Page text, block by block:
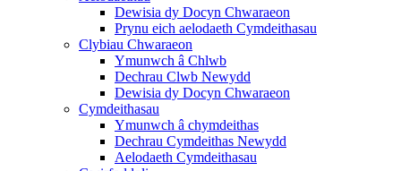
Dewisia dy Docyn Chwaraeon
Prynu eich aelodaeth Cymdeithasau
Clybiau Chwaraeon
Ymunwch â Chlwb
Dechrau Clwb Newydd
Dewisia dy Docyn Chwaraeon
Cymdeithasau
Ymunwch â chymdeithas
Dechrau Cymdeithas Newydd
Aelodaeth Cymdeithasau